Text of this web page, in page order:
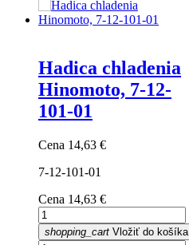
Hadica chladenia
Hinomoto, 7-12-
101-01
Cena 14,63 €
7-12-101-01
Cena 14,63 €
shopping_cart Vložiť do košíka